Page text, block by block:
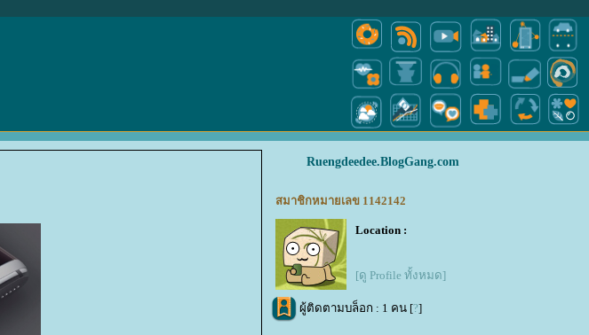
Ruengdeedee.BlogGang.com
สมาชิกหมายเลข 1142142
Location :
[ดู Profile ทั้งหมด]
ผู้ติดตามบล็อก : 1 คน [?]